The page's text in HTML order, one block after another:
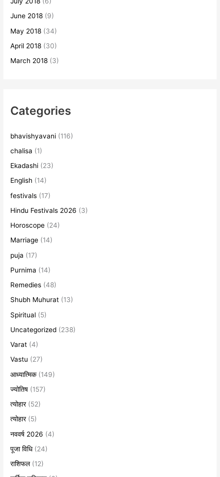
June 2018 (9)
May 2018 (34)
April 2018 (30)
March 2018 (3)
Categories
bhavishyavani (116)
chalisa (1)
Ekadashi (23)
English (14)
festivals (17)
Hindu Festivals 2026 (3)
Horoscope (24)
Marriage (14)
puja (17)
Purnima (14)
Remedies (48)
Shubh Muhurat (13)
Spiritual (5)
Uncategorized (238)
Varat (4)
Vastu (27)
आध्यात्मिक(149)
ज्योतिष (157)
त्योहार(52)
त्योहार(5)
नववर्ष 2026 (4)
पूजा विधि(24)
राशिफल(12)